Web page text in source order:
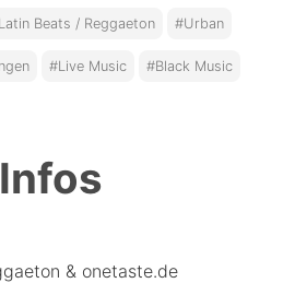
Beats / Reggaeton #Urban
#Live Music #Black Music
Infos
& onetaste.de